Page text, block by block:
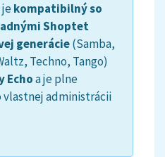
kompatibilný so
Shoptet
generácie(Samba,
Techno, Tango)
Echoa je plne
vlastnej administrácii